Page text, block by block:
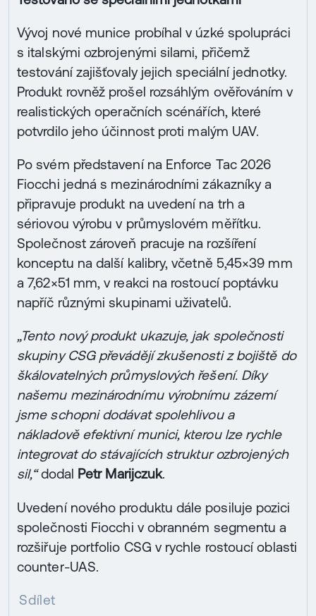
Vývoj nové munice probíhal v úzké spolupráci
s italskými ozbrojenými silami, přičemž
testování zajišťovaly jejich speciální jednotky.
Produkt rovněž prošel rozsáhlým ověřováním v
realistických operačních scénářích, které
potvrdilo jeho účinnost proti malým UAV.
Po svém představení na Enforce Tac 2026
Fiocchi jedná s mezinárodními zákazníky a
připravuje produkt na uvedení na trh a
sériovou výrobu v průmyslovém měřítku.
Společnost zároveň pracuje na rozšíření
konceptu na další kalibry, včetně 5,45×39 mm
a 7,62×51 mm, v reakci na rostoucí poptávku
napříč různými skupinami uživatelů.
„Tento nový produkt ukazuje, jak společnosti
skupiny CSG převádějí zkušenosti z bojiště do
škálovatelných průmyslových řešení. Díky
našemu mezinárodnímu výrobnímu zázemí
jsme schopni dodávat spolehlivou a
nákladově efektivní munici, kterou lze rychle
integrovat do stávajících struktur ozbrojených
sil,“dodal Petr Marijczuk.
Uvedení nového produktu dále posiluje pozici
společnosti Fiocchi v obranném segmentu a
rozšiřuje portfolio CSG v rychle rostoucí oblasti
counter-UAS.
Sdílet